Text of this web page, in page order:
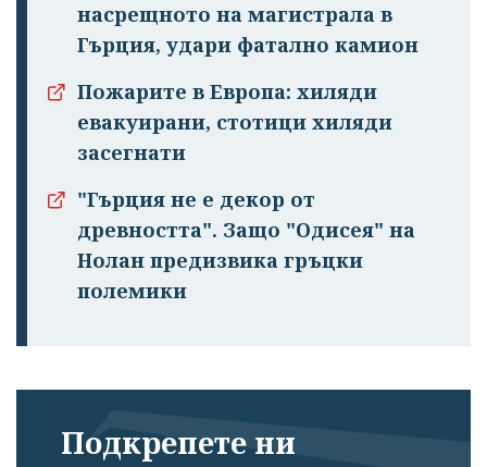
насрещното на магистрала в
Гърция, удари фатално камион
Пожарите в Европа: хиляди
евакуирани, стотици хиляди
засегнати
"Гърция не е декор от
древността". Защо "Одисея" на
Нолан предизвика гръцки
полемики
Подкрепете ни